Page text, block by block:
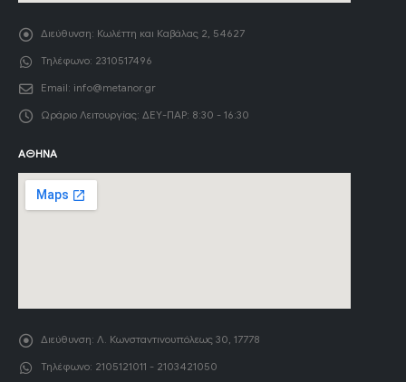
Διεύθυνση: Κωλέττη και Καβάλας 2, 54627
Τηλέφωνο: 2310517496
Email: info@metanor.gr
Ωράριο Λειτουργίας: ΔΕΥ-ΠΑΡ: 8:30 - 16:30
ΑΘΉΝΑ
Διεύθυνση: Λ. Κωνσταντινουπόλεως 30, 17778
Τηλέφωνο: 2105121011 - 2103421050